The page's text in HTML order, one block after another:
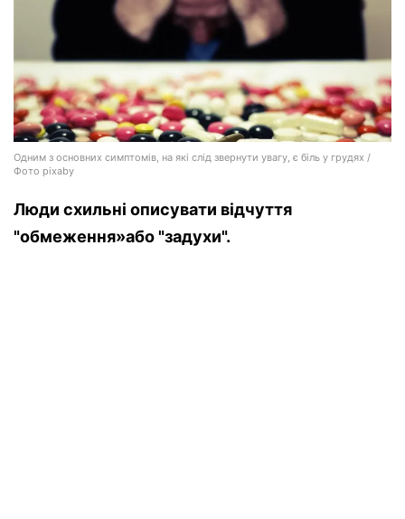
Одним з основних симптомів, на які слід звернути увагу, є біль у грудях /
Фото pixaby
Люди схильні описувати відчуття
"обмеження»або "задухи".